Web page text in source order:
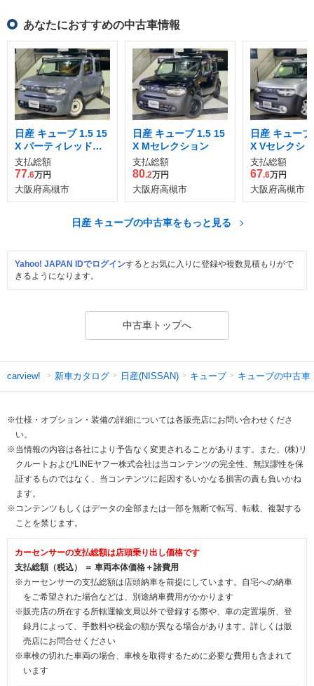
あなたにおすすめの中古車情報
日産 キューブ 1.5 15
X パーティレッドセ
レクション
支払総額
77.6万円
大阪府高槻市
日産 キューブ 1.5 15
X Mセレクション
支払総額
80.2万円
大阪府高槻市
日産 キュー
X Vセレクシ
支払総額
67.6万円
大阪府高槻市
日産 キューブの中古車をもっと見る
Yahoo! JAPAN IDでログインするとお気に入りに登録や複数見積もりがで
きるようになります。
中古車トップへ
carview! 新車カタログ 日産(NISSAN) キューブ キューブの中古車
※仕様・オプション・装備の詳細については各販売店にお問い合わせくださ
い。
※当情報の内容は各社により予告なく変更されることがあります。また、(株)リ
クルートおよびLINEヤフー株式会社は当コンテンツの完全性、無誤謬性を保
証するものではなく、当コンテンツに起因するいかなる損害の責も負いかね
ます。
※コンテンツもしくはデータの全部または一部を無断で転写、転載、複製する
ことを禁じます。
カーセンサーの支払総額は店頭乗り出し価格です
支払総額（税込） ＝ 車両本体価格＋諸費用
※カーセンサーの支払総額は店頭納車を前提にしています。自宅への納車
をご希望された場合などは、別途納車費用がかかります
※販売店の所在する所轄運輸支局以外で登録する際や、車の定置場所、登
録月によって、手数料や税金の額が異なる場合があります。詳しくは販
売店にお問合せください
※車検の切れた車両の場合、車検を取得するために必要な費用も含まれて
います